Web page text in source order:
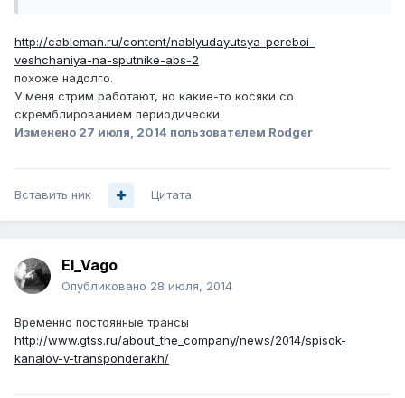
http://cableman.ru/content/nablyudayutsya-pereboi-
veshchaniya-na-sputnike-abs-2
похоже надолго.
У меня стрим работают, но какие-то косяки со
скремблированием периодически.
Изменено 27 июля, 2014 пользователем Rodger
Вставить ник Цитата
El_Vago
Опубликовано 28 июля, 2014
Временно постоянные трансы
http://www.gtss.ru/about_the_company/news/2014/spisok-
kanalov-v-transponderakh/